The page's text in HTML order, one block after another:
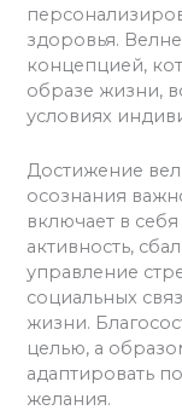
здоровья.
концепцией,
образе жизни,
условиях
Достижение
осознания
включает в
активность,
управление
социальных
жизни.
целью, а
адаптировать
желания.